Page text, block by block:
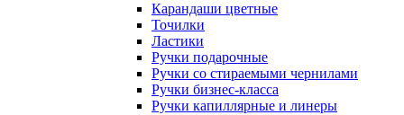
Карандаши цветные
Точилки
Ластики
Ручки подарочные
Ручки со стираемыми чернилами
Ручки бизнес-класса
Ручки капиллярные и линеры